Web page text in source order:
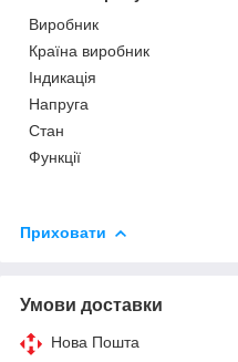
Виробник
Країна виробник
Індикація
Напруга
Стан
Функції
Приховати
Умови доставки
Нова Пошта